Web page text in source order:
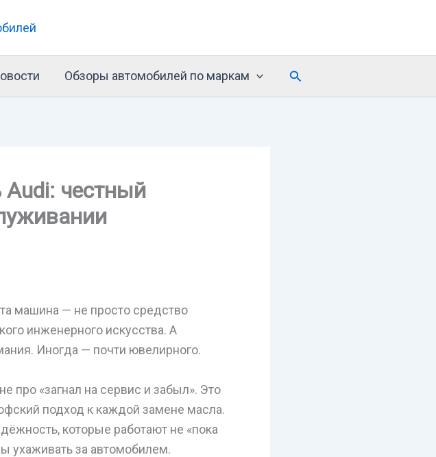
Обзоры автомобилей по маркам Поиск
честный
машина — не просто средство
инженерного искусства. А
Иногда — почти ювелирного.
про «загнал на сервис и забыл». Это
подход к каждой замене масла.
которые работают не «пока
ухаживать за автомобилем.